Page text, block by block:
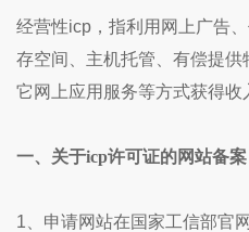
经营性icp，指利用网上广告
存空间、主机托管、有偿提
它网上应用服务等方式获得收
一、关于icp许可证的网站备
1、申请网站在国家工信部官